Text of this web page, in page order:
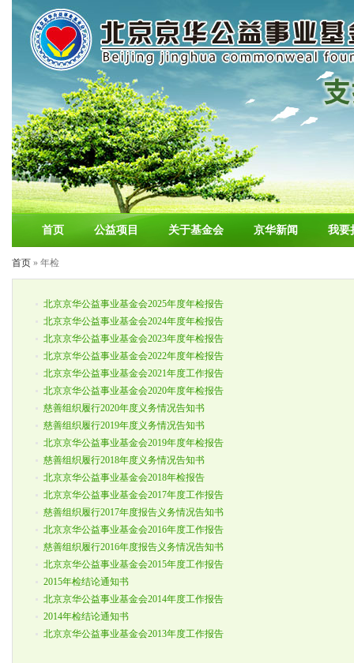
首页 公益项目 关于基金会 京华新闻 我要
首页 » 年检
北京京华公益事业基金会2025年度年检报告
北京京华公益事业基金会2024年度年检报告
北京京华公益事业基金会2023年度年检报告
北京京华公益事业基金会2022年度年检报告
北京京华公益事业基金会2021年度工作报告
北京京华公益事业基金会2020年度年检报告
慈善组织履行2020年度义务情况告知书
慈善组织履行2019年度义务情况告知书
北京京华公益事业基金会2019年度年检报告
慈善组织履行2018年度义务情况告知书
北京京华公益事业基金会2018年检报告
北京京华公益事业基金会2017年度工作报告
慈善组织履行2017年度报告义务情况告知书
北京京华公益事业基金会2016年度工作报告
慈善组织履行2016年度报告义务情况告知书
北京京华公益事业基金会2015年度工作报告
2015年检结论通知书
北京京华公益事业基金会2014年度工作报告
2014年检结论通知书
北京京华公益事业基金会2013年度工作报告